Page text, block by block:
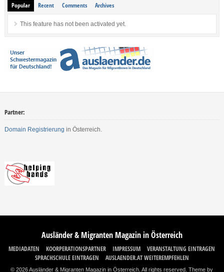
Popular Recent Comments Archives
This feature has not been activated yet.
Partner:
Domain Registrierung in Österreich.
Ausländer & Migranten Magazin in Österreich
MEDIADATEN KOORPERATIONSPARTNER IMPRESSUM
VERANSTALTUNG EINTRAGEN
SPRACHSCHULE EINTRAGEN
AUSLAENDER.AT WEITEREMPFEHLEN
© 2026 Ausländer & Migranten Magazin in Österreich. All rights reserved.Theme by